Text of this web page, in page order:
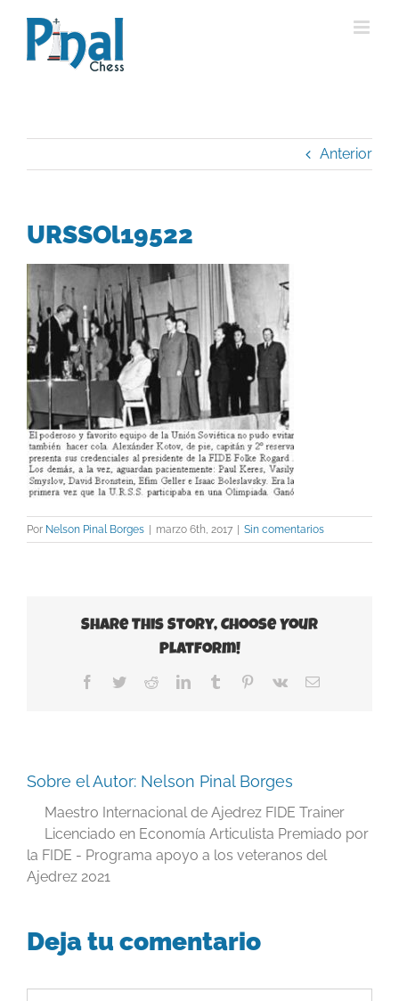
contenido
Anterior
URSSOl19522
Por Nelson Pinal Borges | marzo 6th, 2017 | Sin comentarios
Share This Story, Choose Your
Platform!
Facebook
TwitterRedditLinkedInTumblr Pinterest
Vk
Correo
Sobre el Autor: Nelson Pinal Borges
Maestro Internacional de Ajedrez FIDE Trainer
Licenciado en Economía Articulista Premiado por
la FIDE - Programa apoyo a los veteranos del
Ajedrez 2021
Deja tu comentario